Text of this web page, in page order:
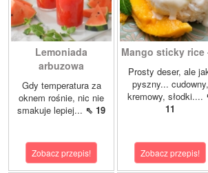
Lemoniada
arbuzowa
Gdy temperatura za
oknem rośnie, nic nie
smakuje lepiej... ⇖ 19
Zobacz przepis!
Mango sticky rice
Prosty deser, ale
pyszny... cudowny,
kremowy, słodki....
11
Zobacz przepis!